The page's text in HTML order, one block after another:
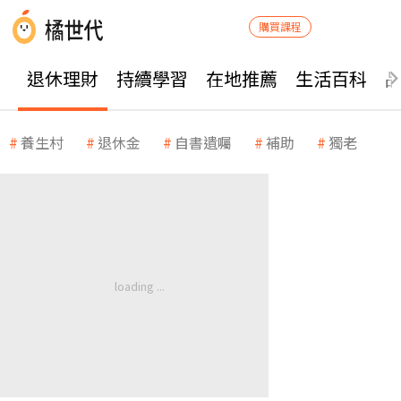
購買課程
退休理財 持續學習 在地推薦 生活百科
養生村 退休金 自書遺囑 補助 獨老